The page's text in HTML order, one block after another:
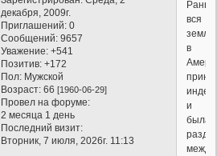
декабря, 2009г.
Приглашений: 0
Сообщений: 9657
Уважение: +541
Позитив: +172
Пол: Мужской
Возраст: 66[1960-06-29]
Провел на форуме:
2 месяца 1 день
Последний визит:
Вторник, 7 июля, 2026г. 11:13
вся
земля
в
и
была
между